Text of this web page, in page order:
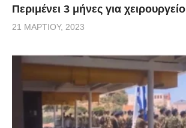
Περιμένει 3 μήνες για χειρουργείο
21 ΜΑΡΤΊΟΥ, 2023